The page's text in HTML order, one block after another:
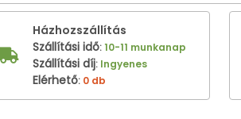
Házhozszállítás
Szállítási idő:10-11 munkanap
Szállítási díj: Ingyenes
Elérhető: 0 db